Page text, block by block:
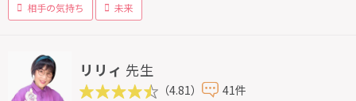
相手の気持ち 未来
リリィ 先生
（4.81） 41件